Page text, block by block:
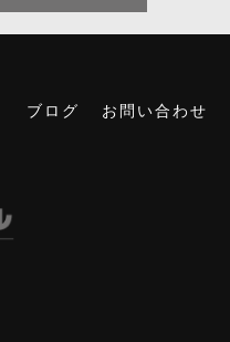
ブログ お問い合わせ